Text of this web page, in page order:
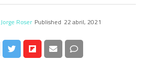
Jorge Roser Published 22 abril, 2021